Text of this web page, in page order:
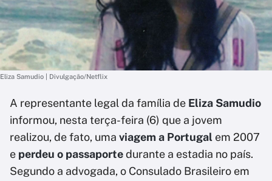
Eliza Samudio | Divulgação/Netflix
A representante legal da família de Eliza Samudio
informou, nesta terça-feira (6) que a jovem
realizou, de fato, uma viagem a Portugal em 2007
e perdeu o passaportedurante a estadia no país.
Segundo a advogada, o Consulado Brasileiro em